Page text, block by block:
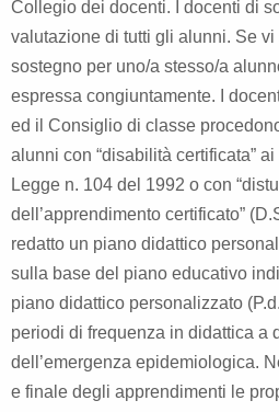
Collegio dei docenti. I docenti di
valutazione di tutti gli alunni. Se
sostegno per uno/a stesso/a
espressa congiuntamente. I
ed il Consiglio di classe
alunni con “disabilità certificata”
Legge n. 104 del 1992 o con
dell’apprendimento certificato”
redatto un piano didattico
sulla base del piano educativo
piano didattico personalizzato
periodi di frequenza in didattica a
dell’emergenza epidemiologica.
e finale degli apprendimenti le